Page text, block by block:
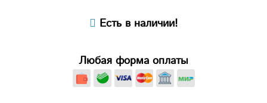
Есть в наличии!
Любая форма оплаты